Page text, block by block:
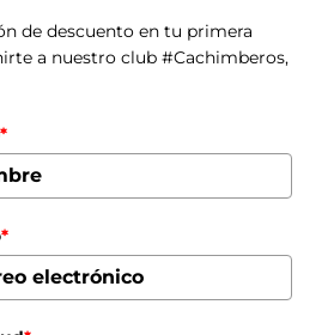
de descuento en tu primera
a nuestro club #Cachimberos,
*
*